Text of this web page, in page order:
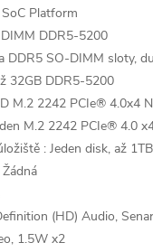
Platform
DDR5-5200
DDR5 SO-DIMM sloty,
32GB DDR5-5200
M.2 2242 PCIe® 4.0x4
M.2 2242 PCIe® 4.0
: Jeden disk, až
(HD) Audio,
1.5W x2